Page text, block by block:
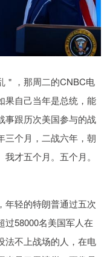
＂，那周二的CNBC电
果自己当年是总统，能
事跟历次美国参与的战
三个月，二战六年，朝
才五个月。五个月。
轻的特朗普通过五次
过58000名美国军人在
法不上战场的人，在电